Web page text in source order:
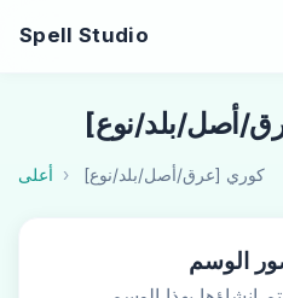
Spell Studio
أصل/بلد/نوع]
أعلى كوري [عرق/أصل/بلد/نوع]
الوسم